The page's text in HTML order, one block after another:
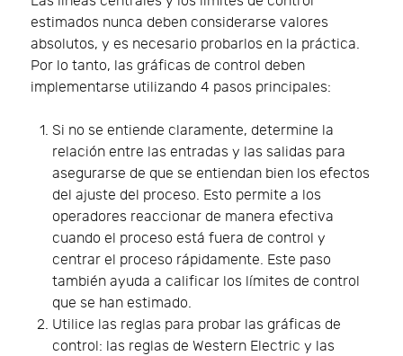
estimados nunca deben considerarse valores
absolutos, y es necesario probarlos en la práctica.
Por lo tanto, las gráficas de control deben
implementarse utilizando 4 pasos principales:
Si no se entiende claramente, determine la
relación entre las entradas y las salidas para
asegurarse de que se entiendan bien los efectos
del ajuste del proceso. Esto permite a los
operadores reaccionar de manera efectiva
cuando el proceso está fuera de control y
centrar el proceso rápidamente. Este paso
también ayuda a calificar los límites de control
que se han estimado.
Utilice las reglas para probar las gráficas de
control: las reglas de Western Electric y las